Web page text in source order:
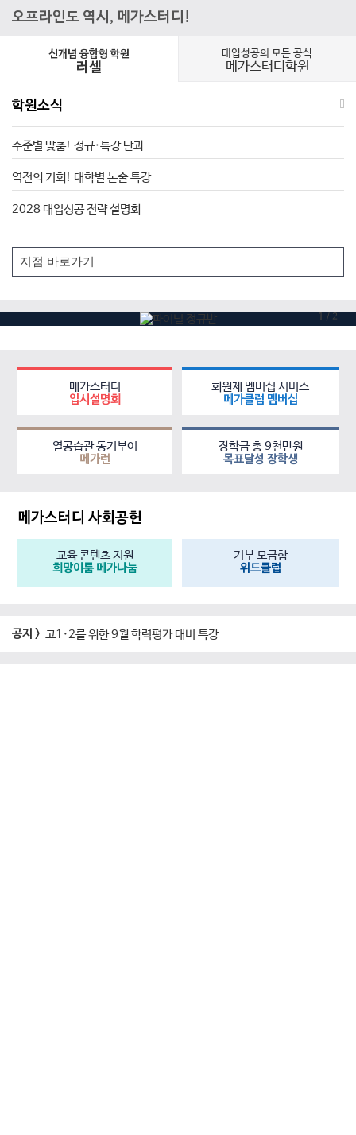
오프라인도 역시, 메가스터디!
신개념 융합형 학원
러셀
대입성공의 모든 공식
메가스터디학원
학원소식
수준별 맞춤! 정규·특강 단과
역전의 기회! 대학별 논술 특강
2028 대입성공 전략 설명회
1 / 2
메가스터디
입시설명회
회원제 멤버십 서비스
메가클럽 멤버십
열공습관 동기부여
메가런
장학금 총 9천만원
목표달성 장학생
메가스터디 사회공헌
교육 콘텐츠 지원
희망이룸 메가나눔
기부 모금함
위드클럽
공지 > 고1·2를 위한 9월 학력평가 대비 특강